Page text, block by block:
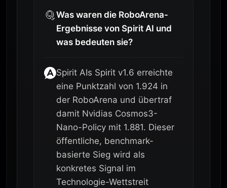
Was waren die RoboArena-
Ergebnisse von Spirit AI und
was bedeuten sie?
Spirit AIs Spirit v1.6 erreichte
eine Punktzahl von 1.924 in
der RoboArena und übertraf
damit Nvidias Cosmos3-
Nano-Policy mit 1.881. Dieser
öffentliche, benchmark-
basierte Sieg wird als
konkretes Signal im
Technologie-Wettstreit